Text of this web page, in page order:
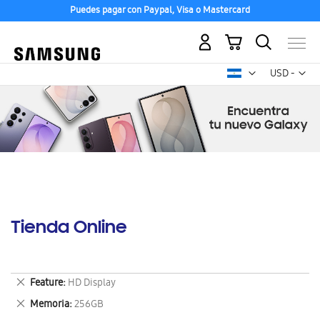
Puedes pagar con Paypal, Visa o Mastercard
USD -
dólar
Mi carrito
Tienda Online
Feature HD Display
Eliminar
este
artículo
Memoria 256GB
Eliminar